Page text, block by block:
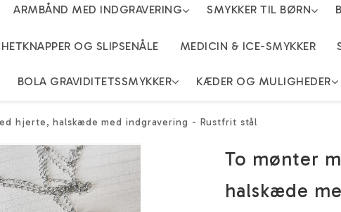
ARMBÅND MED INDGRAVERING SMYKKER TIL BØRN
OG SLIPSENÅLE MEDICIN & ICE-SMYKKER
BOLA GRAVIDITETSSMYKKER KÆDER OG MULIGHEDER
hjerte, halskæde med indgravering - Rustfrit stål
To mønter
halskæde